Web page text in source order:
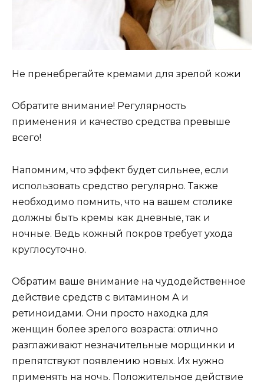
Не пренебрегайте кремами для зрелой кожи
Обратите внимание! Регулярность
применения и качество средства превыше
всего!
Напомним, что эффект будет сильнее, если
использовать средство регулярно. Также
необходимо помнить, что на вашем столике
должны быть кремы как дневные, так и
ночные. Ведь кожный покров требует ухода
круглосуточно.
Обратим ваше внимание на чудодейственное
действие средств с витамином А и
ретиноидами. Они просто находка для
женщин более зрелого возраста: отлично
разглаживают незначительные морщинки и
препятствуют появлению новых. Их нужно
применять на ночь. Положительное действие